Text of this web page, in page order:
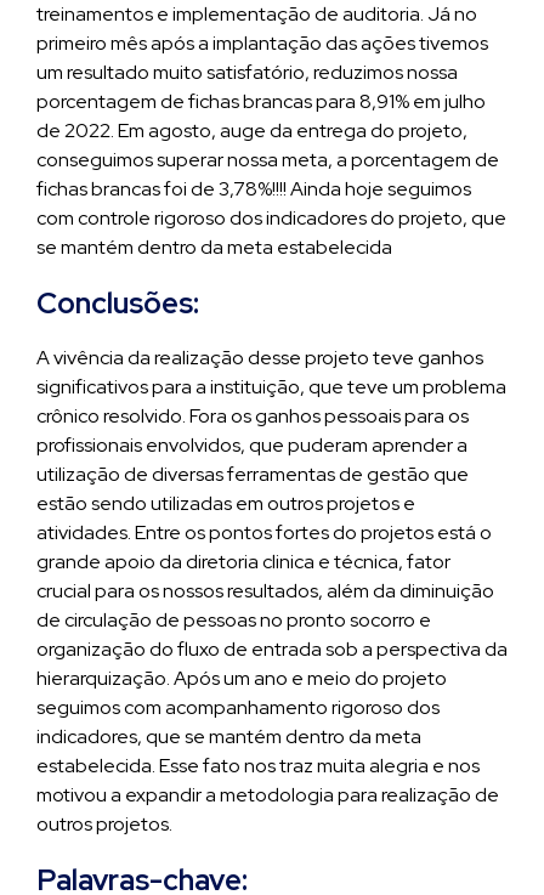
treinamentos e implementação de auditoria. Já no
primeiro mês após a implantação das ações tivemos
um resultado muito satisfatório, reduzimos nossa
porcentagem de fichas brancas para 8,91% em julho
de 2022. Em agosto, auge da entrega do projeto,
conseguimos superar nossa meta, a porcentagem de
fichas brancas foi de 3,78%!!!! Ainda hoje seguimos
com controle rigoroso dos indicadores do projeto, que
se mantém dentro da meta estabelecida
Conclusões:
A vivência da realização desse projeto teve ganhos
significativos para a instituição, que teve um problema
crônico resolvido. Fora os ganhos pessoais para os
profissionais envolvidos, que puderam aprender a
utilização de diversas ferramentas de gestão que
estão sendo utilizadas em outros projetos e
atividades. Entre os pontos fortes do projetos está o
grande apoio da diretoria clinica e técnica, fator
crucial para os nossos resultados, além da diminuição
de circulação de pessoas no pronto socorro e
organização do fluxo de entrada sob a perspectiva da
hierarquização. Após um ano e meio do projeto
seguimos com acompanhamento rigoroso dos
indicadores, que se mantém dentro da meta
estabelecida. Esse fato nos traz muita alegria e nos
motivou a expandir a metodologia para realização de
outros projetos.
Palavras-chave: